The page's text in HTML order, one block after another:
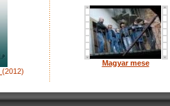
(2012)
Magyar mese